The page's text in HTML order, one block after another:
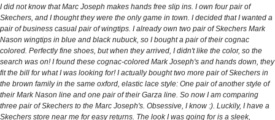
I did not know that Marc Joseph makes hands free slip ins. I own four pair of
Skechers, and I thought they were the only game in town. I decided that I wanted a
pair of business casual pair of wingtips. I already own two pair of Skechers Mark
Nason wingtips in blue and black nubuck, so I bought a pair of their cognac
colored. Perfectly fine shoes, but when they arrived, I didn't like the color, so the
search was on! I found these cognac-colored Mark Joseph's and hands down, they
fit the bill for what I was looking for! I actually bought two more pair of Skechers in
the brown family in the same oxford, elastic lace style: One pair of another style of
their Mark Nason line and one pair of their Garza line. So now I am comparing
three pair of Skechers to the Marc Joseph's. Obsessive, I know :). Luckily, I have a
Skechers store near me for easy returns. The look I was going for is a sleek,